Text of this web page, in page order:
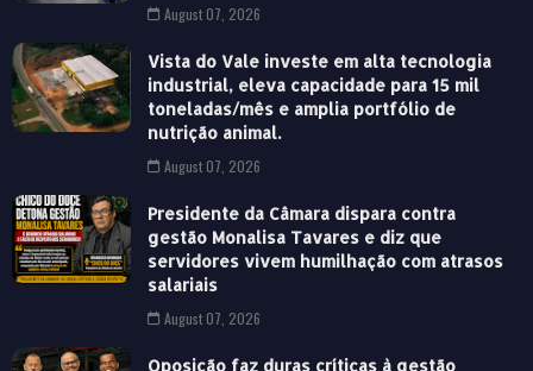
August 07, 2026
Vista do Vale investe em alta tecnologia
industrial, eleva capacidade para 15 mil
toneladas/mês e amplia portfólio de
nutrição animal.
August 07, 2026
Presidente da Câmara dispara contra
gestão Monalisa Tavares e diz que
servidores vivem humilhação com atrasos
salariais
August 07, 2026
Oposição faz duras críticas à gestão